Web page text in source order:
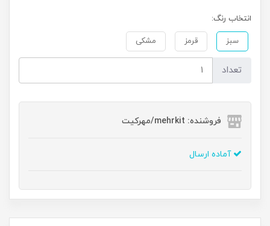
انتخاب رنگ:
سبز قرمز مشکی
تعداد
فروشنده: mehrkit/مهرکیت
آماده ارسال